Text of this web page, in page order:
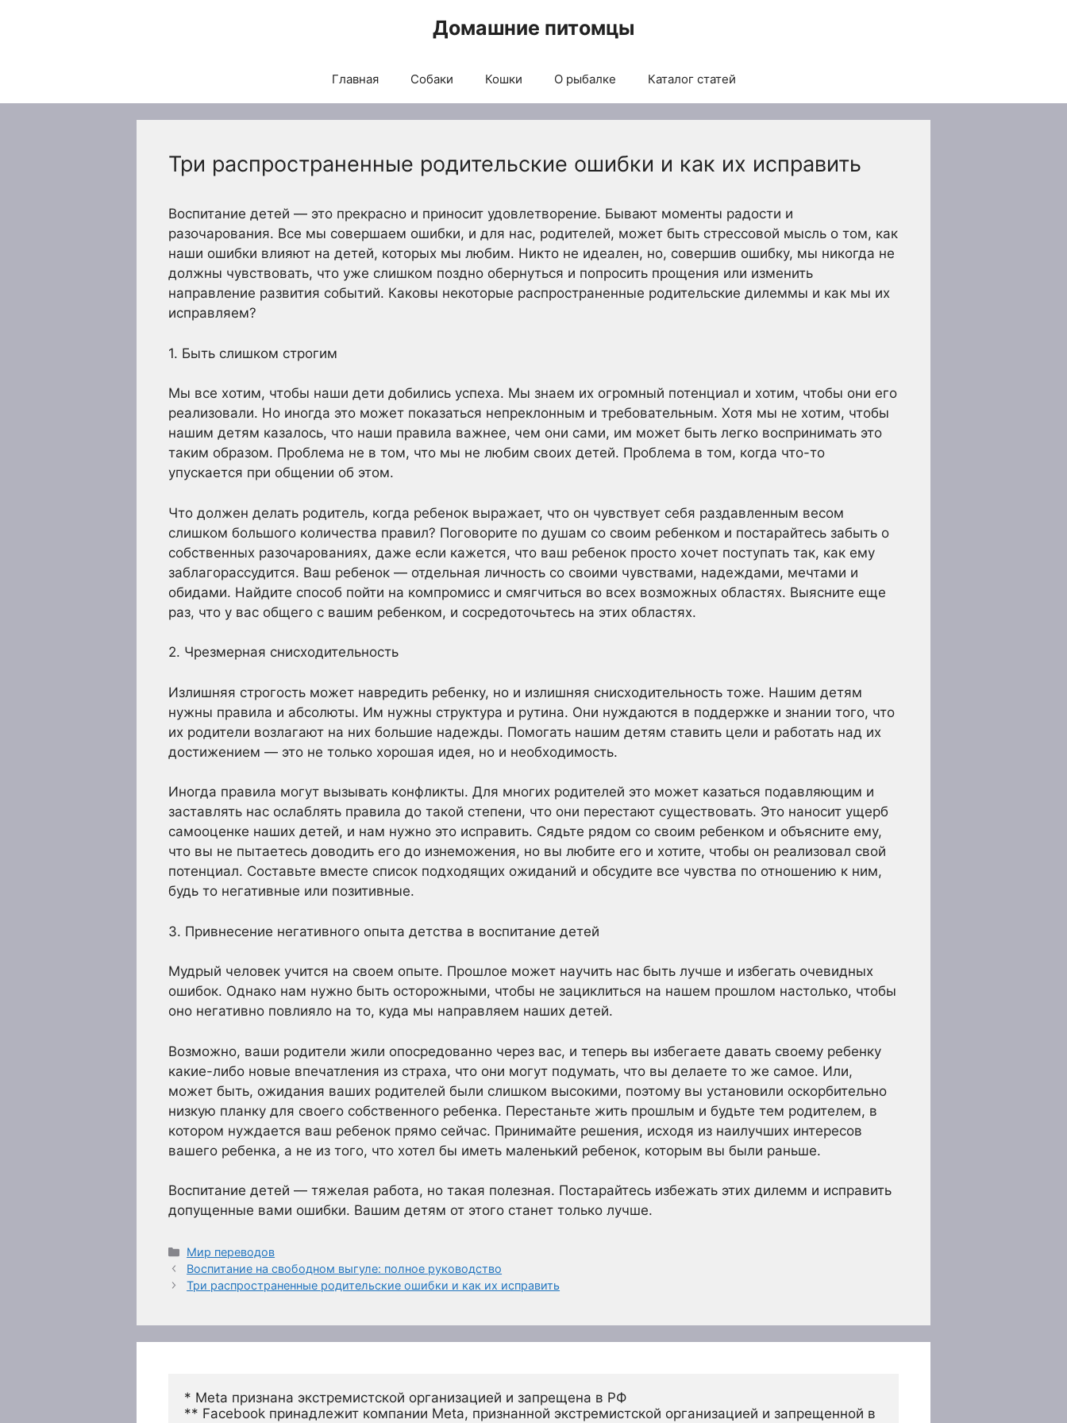
Домашние питомцы
Главная Собаки Кошки О рыбалке Каталог статей
Три распространенные родительские ошибки и как их исправить
Воспитание детей — это прекрасно и приносит удовлетворение. Бывают моменты радости и
разочарования. Все мы совершаем ошибки, и для нас, родителей, может быть стрессовой мысль о том, как
наши ошибки влияют на детей, которых мы любим. Никто не идеален, но, совершив ошибку, мы никогда не
должны чувствовать, что уже слишком поздно обернуться и попросить прощения или изменить
направление развития событий. Каковы некоторые распространенные родительские дилеммы и как мы их
исправляем?
1. Быть слишком строгим
Мы все хотим, чтобы наши дети добились успеха. Мы знаем их огромный потенциал и хотим, чтобы они его
реализовали. Но иногда это может показаться непреклонным и требовательным. Хотя мы не хотим, чтобы
нашим детям казалось, что наши правила важнее, чем они сами, им может быть легко воспринимать это
таким образом. Проблема не в том, что мы не любим своих детей. Проблема в том, когда что-то
упускается при общении об этом.
Что должен делать родитель, когда ребенок выражает, что он чувствует себя раздавленным весом
слишком большого количества правил? Поговорите по душам со своим ребенком и постарайтесь забыть о
собственных разочарованиях, даже если кажется, что ваш ребенок просто хочет поступать так, как ему
заблагорассудится. Ваш ребенок — отдельная личность со своими чувствами, надеждами, мечтами и
обидами. Найдите способ пойти на компромисс и смягчиться во всех возможных областях. Выясните еще
раз, что у вас общего с вашим ребенком, и сосредоточьтесь на этих областях.
2. Чрезмерная снисходительность
Излишняя строгость может навредить ребенку, но и излишняя снисходительность тоже. Нашим детям
нужны правила и абсолюты. Им нужны структура и рутина. Они нуждаются в поддержке и знании того, что
их родители возлагают на них большие надежды. Помогать нашим детям ставить цели и работать над их
достижением — это не только хорошая идея, но и необходимость.
Иногда правила могут вызывать конфликты. Для многих родителей это может казаться подавляющим и
заставлять нас ослаблять правила до такой степени, что они перестают существовать. Это наносит ущерб
самооценке наших детей, и нам нужно это исправить. Сядьте рядом со своим ребенком и объясните ему,
что вы не пытаетесь доводить его до изнеможения, но вы любите его и хотите, чтобы он реализовал свой
потенциал. Составьте вместе список подходящих ожиданий и обсудите все чувства по отношению к ним,
будь то негативные или позитивные.
3. Привнесение негативного опыта детства в воспитание детей
Мудрый человек учится на своем опыте. Прошлое может научить нас быть лучше и избегать очевидных
ошибок. Однако нам нужно быть осторожными, чтобы не зациклиться на нашем прошлом настолько, чтобы
оно негативно повлияло на то, куда мы направляем наших детей.
Возможно, ваши родители жили опосредованно через вас, и теперь вы избегаете давать своему ребенку
какие-либо новые впечатления из страха, что они могут подумать, что вы делаете то же самое. Или,
может быть, ожидания ваших родителей были слишком высокими, поэтому вы установили оскорбительно
низкую планку для своего собственного ребенка. Перестаньте жить прошлым и будьте тем родителем, в
котором нуждается ваш ребенок прямо сейчас. Принимайте решения, исходя из наилучших интересов
вашего ребенка, а не из того, что хотел бы иметь маленький ребенок, которым вы были раньше.
Воспитание детей — тяжелая работа, но такая полезная. Постарайтесь избежать этих дилемм и исправить
допущенные вами ошибки. Вашим детям от этого станет только лучше.
Рубрики
Мир переводов
Воспитание на свободном выгуле: полное руководство
Три распространенные родительские ошибки и как их исправить
* Meta признана экстремистской организацией и запрещена в РФ
** Facebook принадлежит компании Meta, признанной экстремистской организацией и запрещенной в